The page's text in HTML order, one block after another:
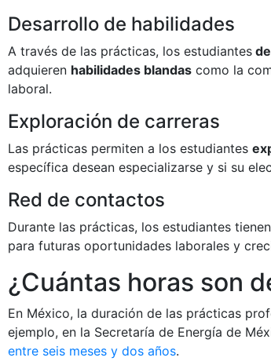
Desarrollo de habilidades
A través de las prácticas, los estudiantes
adquieren habilidades blandas como la
laboral.
Exploración de carreras
Las prácticas permiten a los estudiantes
específica desean especializarse y si su
Red de contactos
Durante las prácticas, los estudiantes
para futuras oportunidades laborales y
¿Cuántas horas son
En México, la duración de las prácticas
ejemplo, en la Secretaría de Energía de
entre seis meses y dos años.